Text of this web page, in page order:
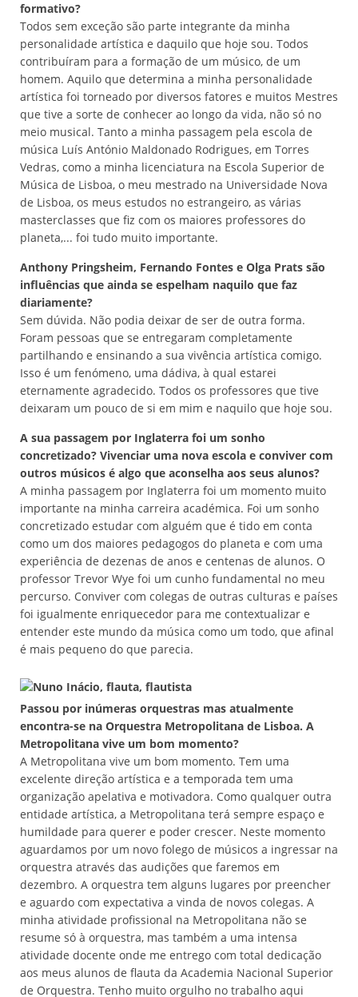
formativo?
Todos sem exceção são parte integrante da minha
personalidade artística e daquilo que hoje sou. Todos
contribuíram para a formação de um músico, de um
homem. Aquilo que determina a minha personalidade
artística foi torneado por diversos fatores e muitos Mestres
que tive a sorte de conhecer ao longo da vida, não só no
meio musical. Tanto a minha passagem pela escola de
música Luís António Maldonado Rodrigues, em Torres
Vedras, como a minha licenciatura na Escola Superior de
Música de Lisboa, o meu mestrado na Universidade Nova
de Lisboa, os meus estudos no estrangeiro, as várias
masterclasses que fiz com os maiores professores do
planeta,... foi tudo muito importante.
Anthony Pringsheim, Fernando Fontes e Olga Prats são
influências que ainda se espelham naquilo que faz
diariamente?
Sem dúvida. Não podia deixar de ser de outra forma.
Foram pessoas que se entregaram completamente
partilhando e ensinando a sua vivência artística comigo.
Isso é um fenómeno, uma dádiva, à qual estarei
eternamente agradecido. Todos os professores que tive
deixaram um pouco de si em mim e naquilo que hoje sou.
A sua passagem por Inglaterra foi um sonho
concretizado? Vivenciar uma nova escola e conviver com
outros músicos é algo que aconselha aos seus alunos?
A minha passagem por Inglaterra foi um momento muito
importante na minha carreira académica. Foi um sonho
concretizado estudar com alguém que é tido em conta
como um dos maiores pedagogos do planeta e com uma
experiência de dezenas de anos e centenas de alunos. O
professor Trevor Wye foi um cunho fundamental no meu
percurso. Conviver com colegas de outras culturas e países
foi igualmente enriquecedor para me contextualizar e
entender este mundo da música como um todo, que afinal
é mais pequeno do que parecia.
Passou por inúmeras orquestras mas atualmente
encontra-se na Orquestra Metropolitana de Lisboa. A
Metropolitana vive um bom momento?
A Metropolitana vive um bom momento. Tem uma
excelente direção artística e a temporada tem uma
organização apelativa e motivadora. Como qualquer outra
entidade artística, a Metropolitana terá sempre espaço e
humildade para querer e poder crescer. Neste momento
aguardamos por um novo folego de músicos a ingressar na
orquestra através das audições que faremos em
dezembro. A orquestra tem alguns lugares por preencher
e aguardo com expectativa a vinda de novos colegas. A
minha atividade profissional na Metropolitana não se
resume só à orquestra, mas também a uma intensa
atividade docente onde me entrego com total dedicação
aos meus alunos de flauta da Academia Nacional Superior
de Orquestra. Tenho muito orgulho no trabalho aqui